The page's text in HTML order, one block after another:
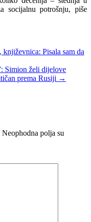
socijalnu potrošnju, piše
Pisala sam da
Simion želi dijelove
prema Rusiji →
Neophodna polja su